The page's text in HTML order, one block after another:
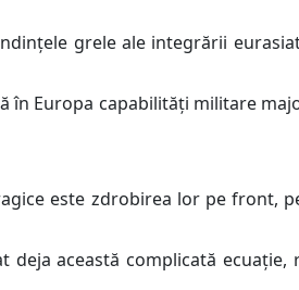
grele ale integrării
în Europa capabilități militare
este zdrobirea lor pe front,
această complicată